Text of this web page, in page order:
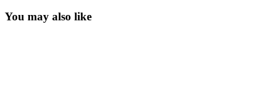
You may also like